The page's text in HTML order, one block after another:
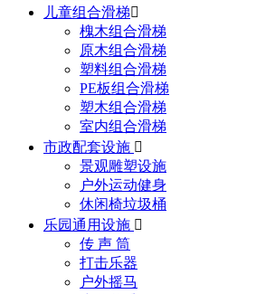
儿童组合滑梯
槐木组合滑梯
原木组合滑梯
塑料组合滑梯
PE板组合滑梯
塑木组合滑梯
室内组合滑梯
市政配套设施 
景观雕塑设施
户外运动健身
休闲椅垃圾桶
乐园通用设施 
传 声 筒
打击乐器
户外摇马